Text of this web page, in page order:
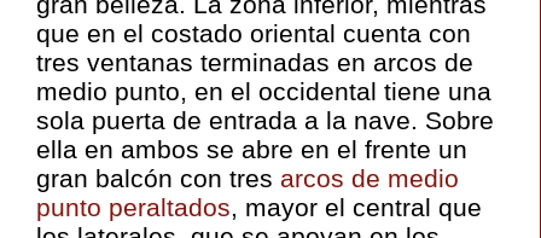
que en el costado oriental cuenta con
tres ventanas terminadas en arcos de
medio punto, en el occidental tiene una
sola puerta de entrada a la nave. Sobre
ella en ambos se abre en el frente un
gran balcón con tres arcos de medio
punto peraltados, mayor el central que